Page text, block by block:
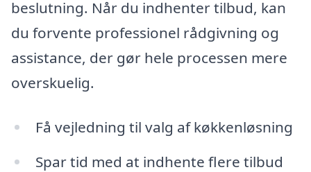
beslutning. Når du indhenter tilbud, kan
du forvente professionel rådgivning og
assistance, der gør hele processen mere
overskuelig.
Få vejledning til valg af køkkenløsning
Spar tid med at indhente flere tilbud